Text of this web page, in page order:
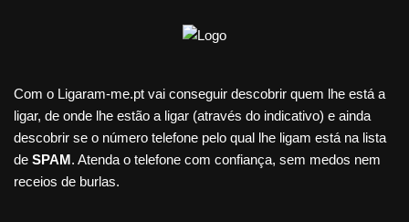
Com o Ligaram-me.pt vai conseguir descobrir quem lhe está a
ligar, de onde lhe estão a ligar (através do indicativo) e ainda
descobrir se o número telefone pelo qual lhe ligam está na lista
de SPAM. Atenda o telefone com confiança, sem medos nem
receios de burlas.